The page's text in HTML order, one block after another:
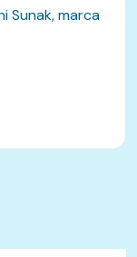
Sunak, marca